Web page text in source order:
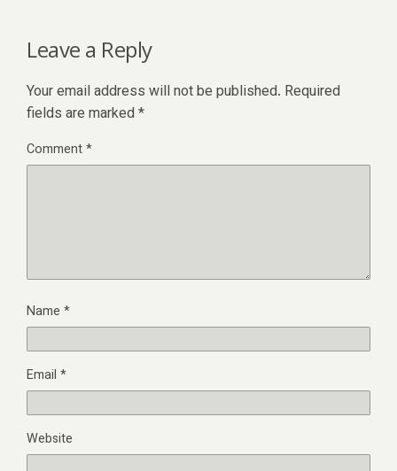
Leave a Reply
Your email address will not be published. Required
fields are marked *
Comment*
Name *
Email *
Website